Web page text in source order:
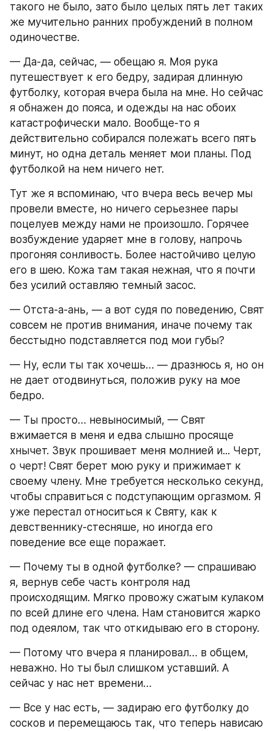
такого не было, зато было целых пять лет таких
же мучительно ранних пробуждений в полном
одиночестве.
— Да-да, сейчас, — обещаю я. Моя рука
путешествует к его бедру, задирая длинную
футболку, которая вчера была на мне. Но сейчас
я обнажен до пояса, и одежды на нас обоих
катастрофически мало. Вообще-то я
действительно собирался полежать всего пять
минут, но одна деталь меняет мои планы. Под
футболкой на нем ничего нет.
Тут же я вспоминаю, что вчера весь вечер мы
провели вместе, но ничего серьезнее пары
поцелуев между нами не произошло. Горячее
возбуждение ударяет мне в голову, напрочь
прогоняя сонливость. Более настойчиво целую
его в шею. Кожа там такая нежная, что я почти
без усилий оставляю темный засос.
— Отста-а-ань, — а вот судя по поведению, Свят
совсем не против внимания, иначе почему так
бесстыдно подставляется под мои губы?
— Ну, если ты так хочешь… — дразнюсь я, но он
не дает отодвинуться, положив руку на мое
бедро.
— Ты просто… невыносимый, — Свят
вжимается в меня и едва слышно просяще
хнычет. Звук прошивает меня молнией и... Черт,
о черт! Свят берет мою руку и прижимает к
своему члену. Мне требуется несколько секунд,
чтобы справиться с подступающим оргазмом. Я
уже перестал относиться к Святу, как к
девственнику-стесняше, но иногда его
поведение все еще поражает.
— Почему ты в одной футболке? — спрашиваю
я, вернув себе часть контроля над
происходящим. Мягко провожу сжатым кулаком
по всей длине его члена. Нам становится жарко
под одеялом, так что откидываю его в сторону.
— Потому что вчера я планировал… в общем,
неважно. Но ты был слишком уставший. А
сейчас у нас нет времени…
— Все у нас есть, — задираю его футболку до
сосков и перемещаюсь так, что теперь нависаю